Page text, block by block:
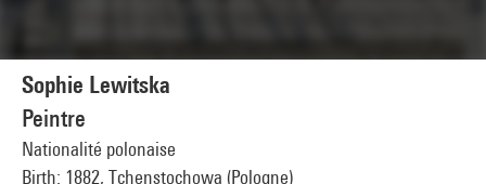
Sophie Lewitska
Peintre
Nationalité polonaise
Birth: 1882, Tchenstochowa (Pologne)